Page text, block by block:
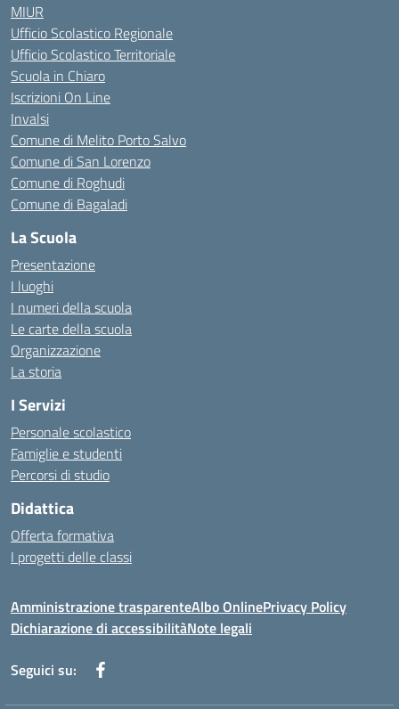
MIUR
Ufficio Scolastico Regionale
Ufficio Scolastico Territoriale
Scuola in Chiaro
Iscrizioni On Line
Invalsi
Comune di Melito Porto Salvo
Comune di San Lorenzo
Comune di Roghudi
Comune di Bagaladi
La Scuola
Presentazione
I luoghi
I numeri della scuola
Le carte della scuola
Organizzazione
La storia
I Servizi
Personale scolastico
Famiglie e studenti
Percorsi di studio
Didattica
Offerta formativa
I progetti delle classi
Amministrazione trasparenteAlbo OnlinePrivacy Policy
Dichiarazione di accessibilitàNote legali
Seguici su: